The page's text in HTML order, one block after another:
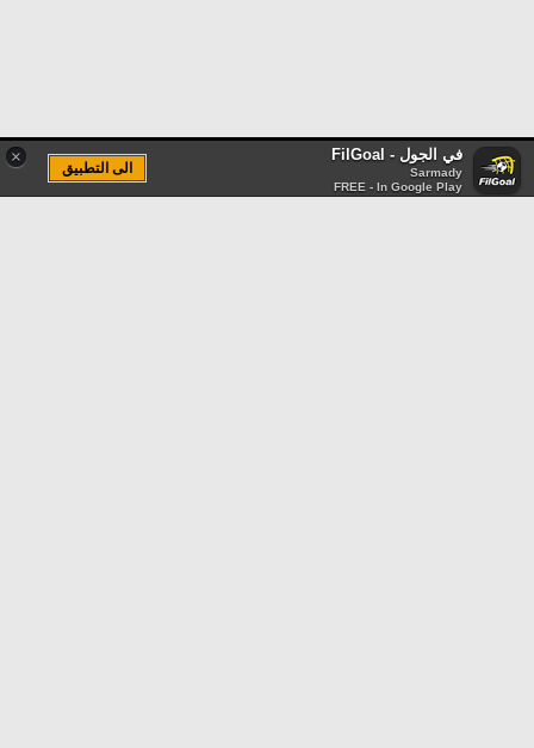
× في الجول - FilGoal
Sarmady
FREE - In Google Play
الى التطبيق